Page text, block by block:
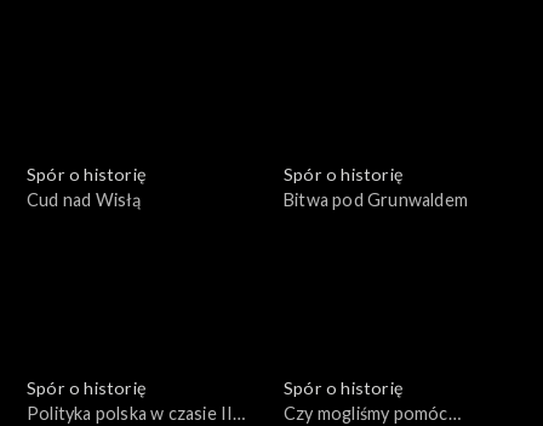
Spór o historię
Cud nad Wisłą
Spór o historię
Bitwa pod Grunwaldem
Spór o historię
Polityka polska w czasie II
Spór o historię
Czy mogliśmy pomóc